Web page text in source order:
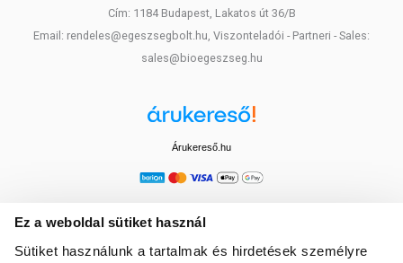
Ez a weboldal sütiket használ
Sütiket használunk a tartalmak és hirdetések személyre
Cím: 1184 Budapest, Lakatos út 36/B
Email: rendeles@egeszsegbolt.hu, Viszonteladói - Partneri - Sales:
sales@bioegeszseg.hu
Árukereső.hu